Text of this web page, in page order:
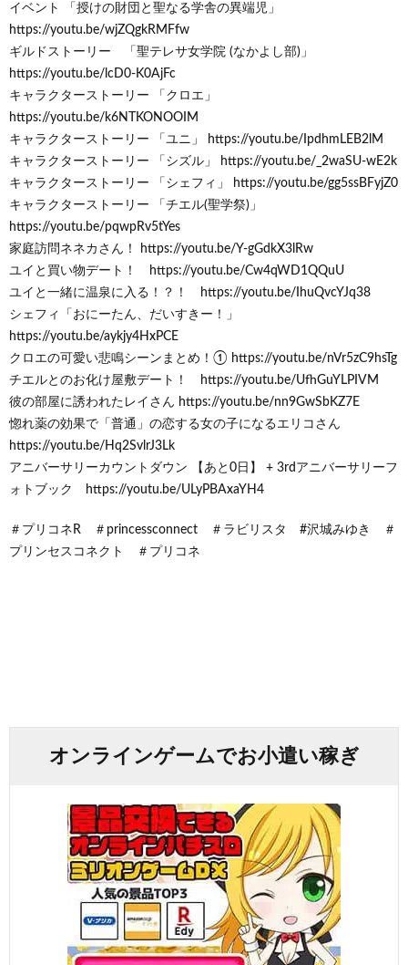
イベント 「授けの財団と聖なる学舎の異端児」
https://youtu.be/wjZQgkRMFfw
ギルドストーリー 「聖テレサ女学院 (なかよし部)」
https://youtu.be/lcD0-K0AjFc
キャラクターストーリー 「クロエ」
https://youtu.be/k6NTKONOOIM
キャラクターストーリー 「ユニ」 https://youtu.be/IpdhmLEB2lM
キャラクターストーリー 「シズル」 https://youtu.be/_2waSU-wE2k
キャラクターストーリー 「シェフィ」 https://youtu.be/gg5ssBFyjZ0
キャラクターストーリー 「チエル(聖学祭)」
https://youtu.be/pqwpRv5tYes
家庭訪問ネネカさん！ https://youtu.be/Y-gGdkX3lRw
ユイと買い物デート！ https://youtu.be/Cw4qWD1QQuU
ユイと一緒に温泉に入る！？！ https://youtu.be/IhuQvcYJq38
シェフィ「おにーたん、だいすきー！」
https://youtu.be/aykjy4HxPCE
クロエの可愛い悲鳴シーンまとめ！① https://youtu.be/nVr5zC9hsTg
チエルとのお化け屋敷デート！ https://youtu.be/UfhGuYLPIVM
彼の部屋に誘われたレイさん https://youtu.be/nn9GwSbKZ7E
惚れ薬の効果で「普通」の恋する女の子になるエリコさん
https://youtu.be/Hq2SvlrJ3Lk
アニバーサリーカウントダウン 【あと0日】 + 3rdアニバーサリーフ
ォトブック https://youtu.be/ULyPBAxaYH4
＃プリコネR ＃princessconnect ＃ラビリスタ #沢城みゆき ＃
プリンセスコネクト ＃プリコネ
オンラインゲームでお小遣い稼ぎ